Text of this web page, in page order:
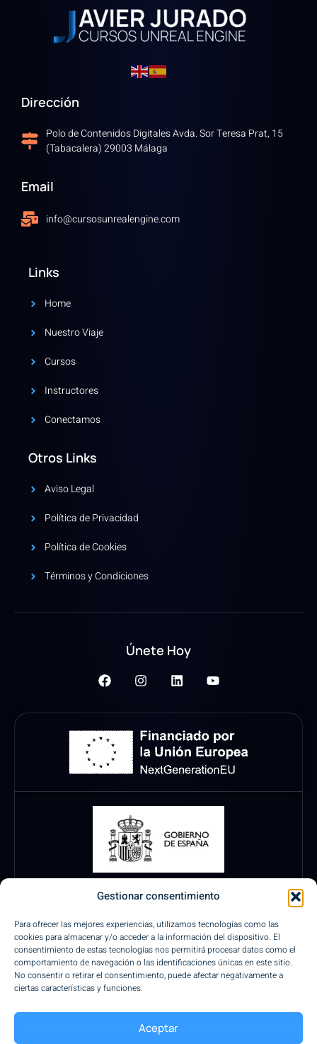
Gestionar consentimiento
Para ofrecer las mejores experiencias, utilizamos tecnologías como las
cookies para almacenar y/o acceder a la información del dispositivo. El
consentimiento de estas tecnologías nos permitirá procesar datos como el
comportamiento de navegación o las identificaciones únicas en este sitio.
No consentir o retirar el consentimiento, puede afectar negativamente a
ciertas características y funciones.
Aceptar
Dirección
Polo de Contenidos Digitales Avda. Sor Teresa Prat, 15
(Tabacalera) 29003 Málaga
Email
info@cursosunrealengine.com
Links
Home
Nuestro Viaje
Cursos
Instructores
Conectamos
Otros Links
Aviso Legal
Política de Privacidad
Política de Cookies
Términos y Condiciones
Únete Hoy
Pagos Seguros